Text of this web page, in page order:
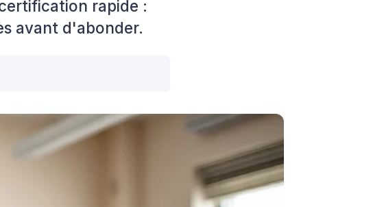
rapide :
avant d'abonder.